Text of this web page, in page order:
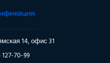
14, офис 31
70-99